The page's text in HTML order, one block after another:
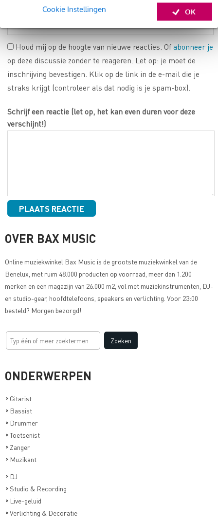
OK
Cookie Instellingen
E-mail (verplicht)(wordt niet gepubliceerd)
Houd mij op de hoogte van nieuwe reacties. Ofabonneer je
op deze discussie zonder te reageren. Let op: je moet de
inschrijving bevestigen. Klik op de link in de e-mail die je
straks krijgt (controleer als dat nodig is je spam-box).
Schrijf een reactie (let op, het kan even duren voor deze
verschijnt!)
OVER BAX MUSIC
Online muziekwinkel Bax Music is de grootste muziekwinkel van de
Benelux, met ruim 48.000 producten op voorraad, meer dan 1.200
merken en een magazijn van 26.000 m2, vol met muziekinstrumenten, DJ-
en studio-gear, hoofdtelefoons, speakers en verlichting. Voor 23:00
besteld? Morgen bezorgd!
ONDERWERPEN
> Gitarist
> Bassist
> Drummer
>Toetsenist
> Zanger
> Muzikant
> DJ
> Studio & Recording
> Live-geluid
>Verlichting & Decoratie